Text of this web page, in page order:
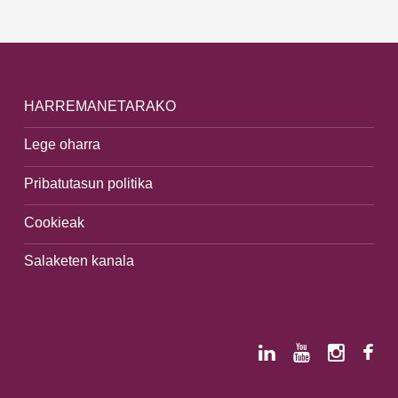
HARREMANETARAKO
Lege oharra
Pribatutasun politika
Cookieak
Salaketen kanala